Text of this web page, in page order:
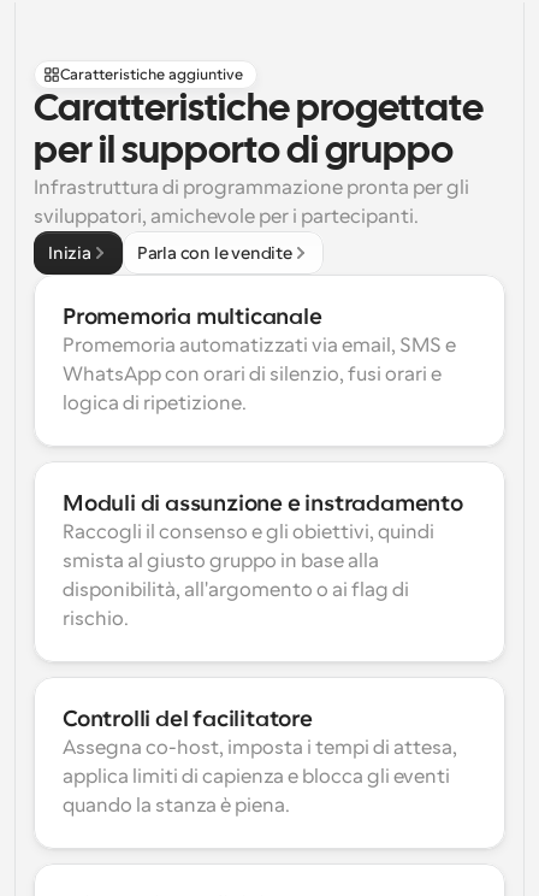
Caratteristiche aggiuntive
Caratteristiche progettate
per il supporto di gruppo
Infrastruttura di programmazione pronta per gli
sviluppatori, amichevole per i partecipanti.
Inizia Parla con le vendite
Promemoria multicanale
Promemoria automatizzati via email, SMS e
WhatsApp con orari di silenzio, fusi orari e
logica di ripetizione.
Moduli di assunzione e instradamento
Raccogli il consenso e gli obiettivi, quindi
smista al giusto gruppo in base alla
disponibilità, all'argomento o ai flag di
rischio.
Controlli del facilitatore
Assegna co-host, imposta i tempi di attesa,
applica limiti di capienza e blocca gli eventi
quando la stanza è piena.